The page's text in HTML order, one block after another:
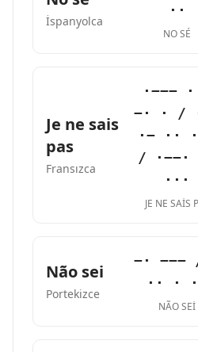
İspanyolca
··
NO SÉ
Je ne sais
pas
Fransızca
·−−−
−· · /
·− ··
/ ·−−·
···
JE NE SAIS
Não sei
Portekizce
−· −−−
·· ·
NÃO SEI